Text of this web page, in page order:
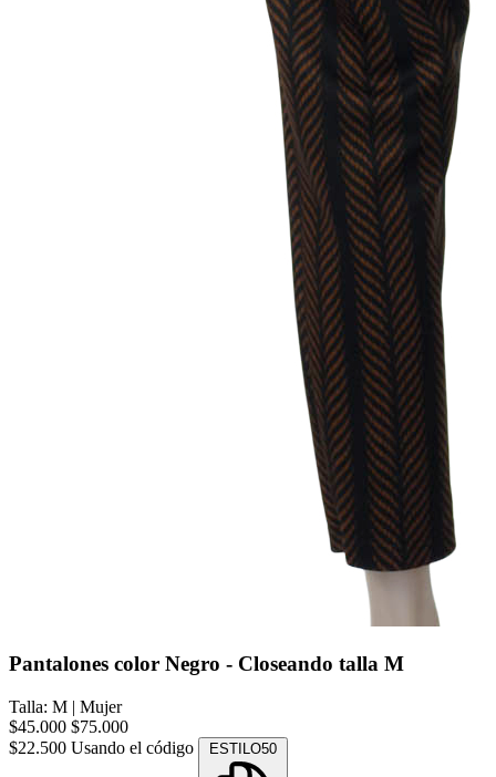
Pantalones color Negro - Closeando talla M
Talla: M | Mujer
$45.000 $75.000
$22.500 Usando el código ESTILO50